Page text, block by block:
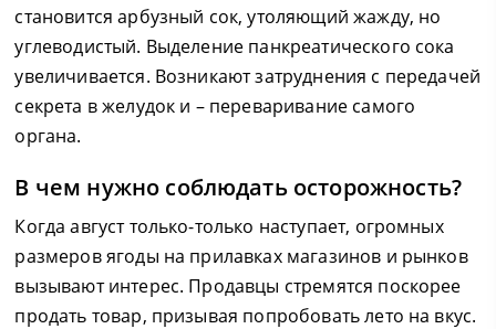
становится арбузный сок, утоляющий жажду, но
углеводистый. Выделение панкреатического сока
увеличивается. Возникают затруднения с передачей
секрета в желудок и – переваривание самого
органа.
В чем нужно соблюдать осторожность?
Когда август только-только наступает, огромных
размеров ягоды на прилавках магазинов и рынков
вызывают интерес. Продавцы стремятся поскорее
продать товар, призывая попробовать лето на вкус.